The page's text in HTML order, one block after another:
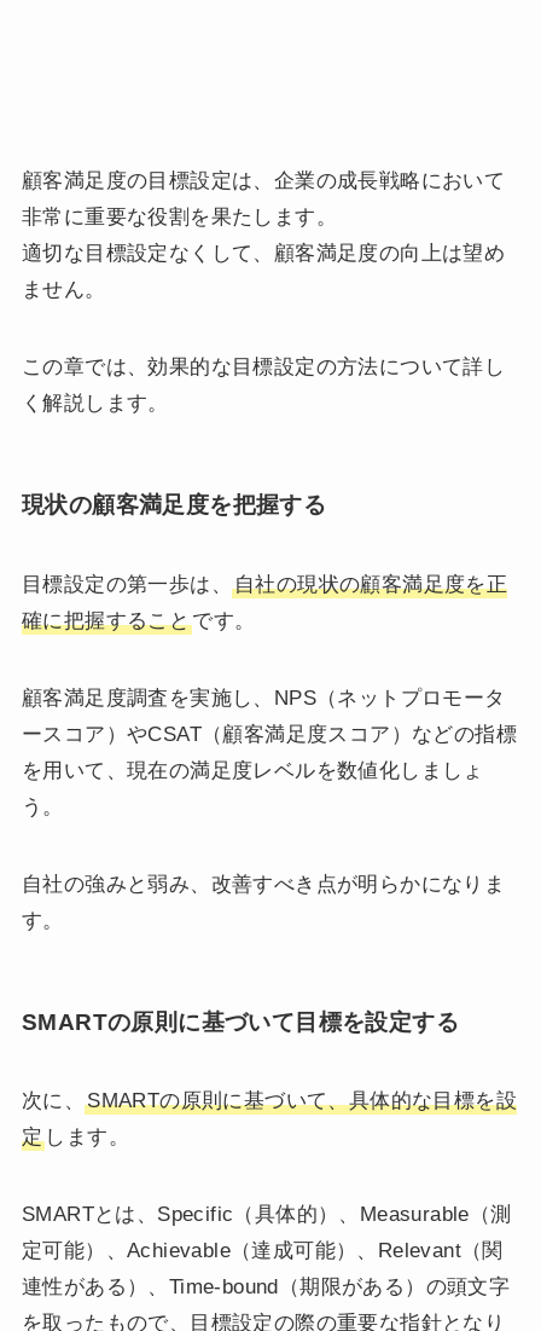
顧客満足度の目標設定は、企業の成長戦略において
非常に重要な役割を果たします。
適切な目標設定なくして、顧客満足度の向上は望め
ません。
この章では、効果的な目標設定の方法について詳し
く解説します。
現状の顧客満足度を把握する
目標設定の第一歩は、
自社の現状の顧客満足度を正
確に把握することです。
顧客満足度調査を実施し、NPS（ネットプロモータ
ースコア）やCSAT（顧客満足度スコア）などの指標
を用いて、現在の満足度レベルを数値化しましょ
う。
自社の強みと弱み、改善すべき点が明らかになりま
す。
SMARTの原則に基づいて目標を設定する
次に、SMARTの原則に基づいて、具体的な目標を設
定 します。
SMARTとは、Specific（具体的）、Measurable（測
定可能）、Achievable（達成可能）、Relevant（関
連性がある）、Time-bound（期限がある）の頭文字
を取ったもので、目標設定の際の重要な指針となり